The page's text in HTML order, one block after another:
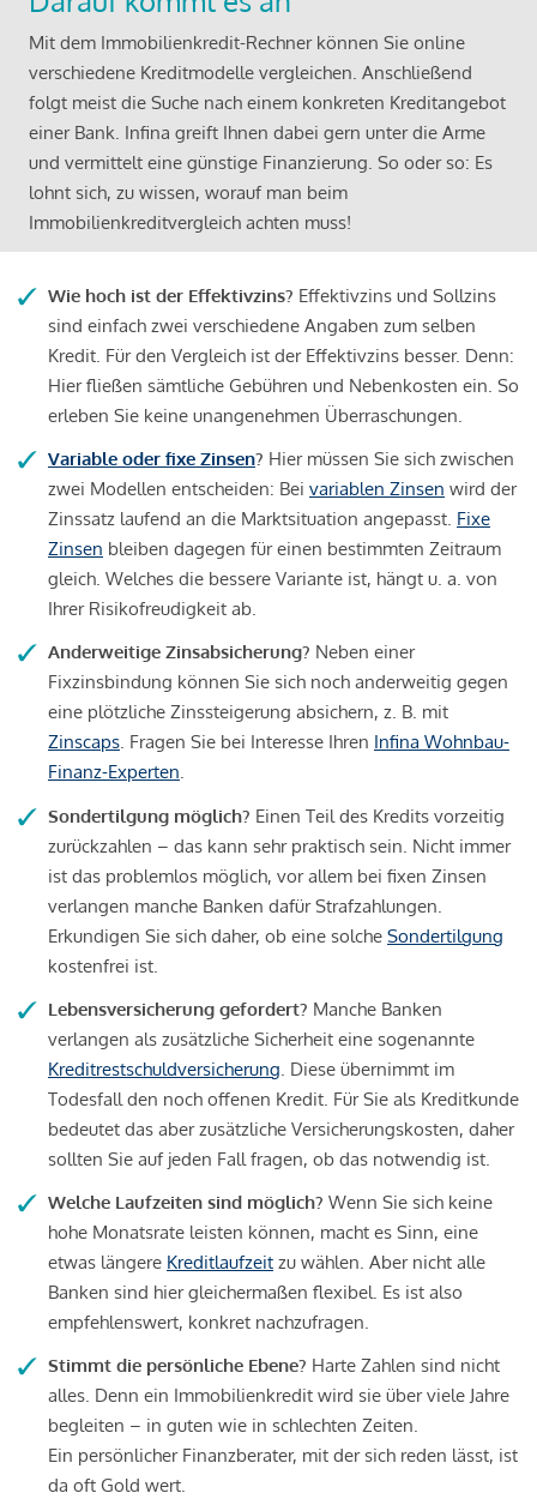
Mit dem Immobilienkredit-Rechner können Sie online
verschiedene Kreditmodelle vergleichen. Anschließend
folgt meist die Suche nach einem konkreten Kreditangebot
einer Bank. Infina greift Ihnen dabei gern unter die Arme
und vermittelt eine günstige Finanzierung. So oder so: Es
lohnt sich, zu wissen, worauf man beim
Immobilienkreditvergleich achten muss!
Wie hoch ist der Effektivzins? Effektivzins und Sollzins
sind einfach zwei verschiedene Angaben zum selben
Kredit. Für den Vergleich ist der Effektivzins besser. Denn:
Hier fließen sämtliche Gebühren und Nebenkosten ein. So
erleben Sie keine unangenehmen Überraschungen.
Variable oder fixe Zinsen? Hier müssen Sie sich zwischen
zwei Modellen entscheiden: Bei variablen Zinsen wird der
Zinssatz laufend an die Marktsituation angepasst. Fixe
Zinsen bleiben dagegen für einen bestimmten Zeitraum
gleich. Welches die bessere Variante ist, hängt u. a. von
Ihrer Risikofreudigkeit ab.
Anderweitige Zinsabsicherung? Neben einer
Fixzinsbindung können Sie sich noch anderweitig gegen
eine plötzliche Zinssteigerung absichern, z. B. mit
Zinscaps. Fragen Sie bei Interesse Ihren Infina Wohnbau-
Finanz-Experten.
Sondertilgung möglich? Einen Teil des Kredits vorzeitig
zurückzahlen – das kann sehr praktisch sein. Nicht immer
ist das problemlos möglich, vor allem bei fixen Zinsen
verlangen manche Banken dafür Strafzahlungen.
Erkundigen Sie sich daher, ob eine solche Sondertilgung
kostenfrei ist.
Lebensversicherung gefordert? Manche Banken
verlangen als zusätzliche Sicherheit eine sogenannte
Kreditrestschuldversicherung. Diese übernimmt im
Todesfall den noch offenen Kredit. Für Sie als Kreditkunde
bedeutet das aber zusätzliche Versicherungskosten, daher
sollten Sie auf jeden Fall fragen, ob das notwendig ist.
Welche Laufzeiten sind möglich? Wenn Sie sich keine
hohe Monatsrate leisten können, macht es Sinn, eine
etwas längere Kreditlaufzeit zu wählen. Aber nicht alle
Banken sind hier gleichermaßen flexibel. Es ist also
empfehlenswert, konkret nachzufragen.
Stimmt die persönliche Ebene? Harte Zahlen sind nicht
alles. Denn ein Immobilienkredit wird sie über viele Jahre
begleiten – in guten wie in schlechten Zeiten.
Ein persönlicher Finanzberater, mit der sich reden lässt, ist
da oft Gold wert.